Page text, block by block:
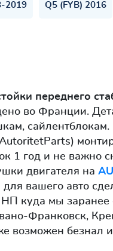
2019 Q5 (FYB) 2016
переднего
во Франции.
1 год и не важно
двигателя на
вашего авто
куда мы заранее
Франковск,
возможен безнал